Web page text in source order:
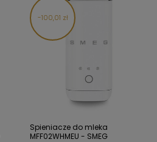
100,01 zł
Spieniacze do mleka
MFF02WHMEU - SMEG